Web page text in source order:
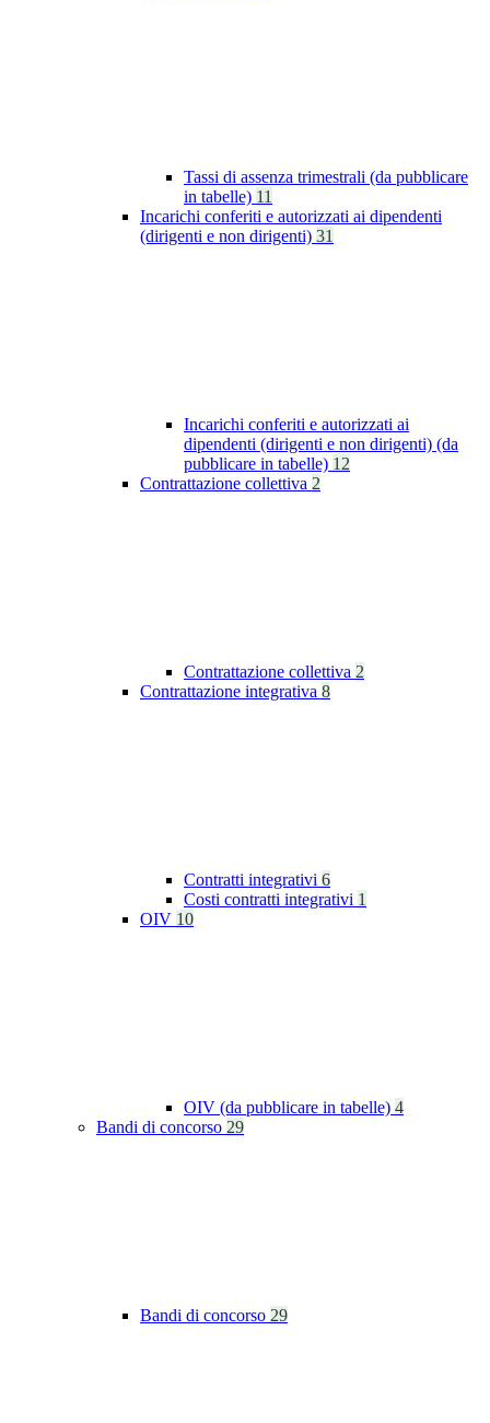
Tassi di assenza trimestrali (da pubblicare
in tabelle) 11
Incarichi conferiti e autorizzati ai dipendenti
(dirigenti e non dirigenti) 31
Incarichi conferiti e autorizzati ai
dipendenti (dirigenti e non dirigenti) (da
pubblicare in tabelle) 12
Contrattazione collettiva 2
Contrattazione collettiva 2
Contrattazione integrativa 8
Contratti integrativi 6
Costi contratti integrativi 1
OIV 10
OIV (da pubblicare in tabelle) 4
Bandi di concorso 29
Bandi di concorso 29